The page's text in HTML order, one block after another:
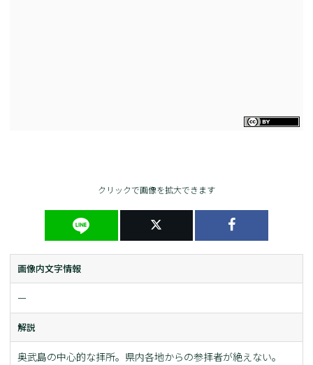
クリックで画像を拡大できます
画像内文字情報
ー
解説
奥武島の中心的な拝所。県内各地からの参拝者が絶えない。